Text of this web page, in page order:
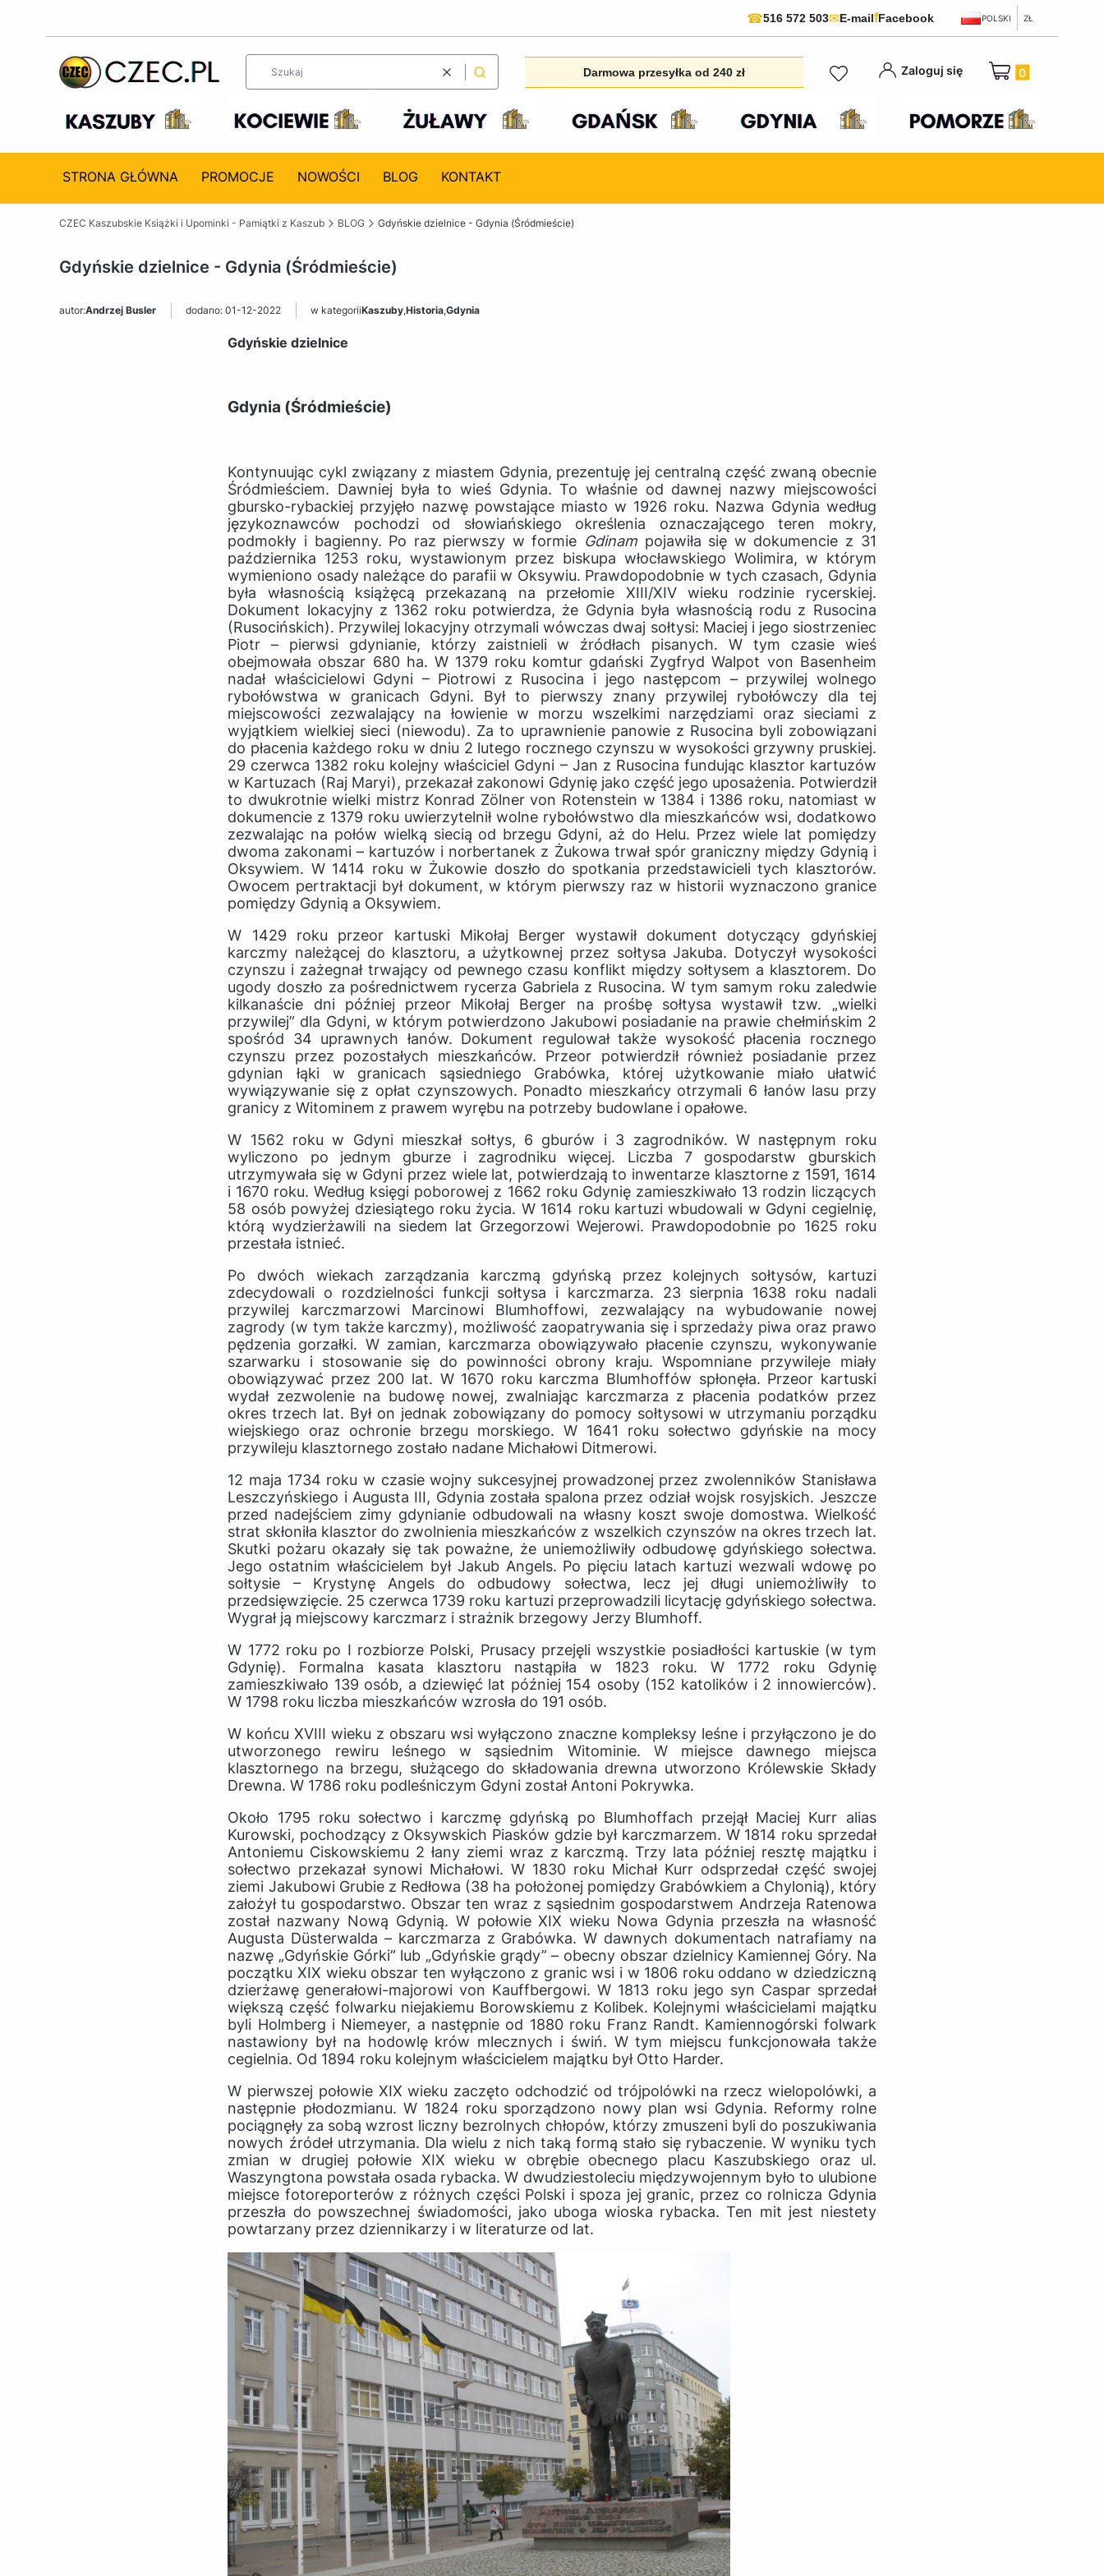
☎516 572 503✉E-mailfFacebook POLSKI ZŁ
WyczyśćSzukaj Darmowa przesyłka od 240 zł Zaloguj się Produkty w
STRONA GŁÓWNA PROMOCJE NOWOŚCI BLOG KONTAKT
CZEC Kaszubskie Książki i Upominki - Pamiątki z Kaszub BLOG Gdyńskie dzielnice - Gdynia (Śródmieście)
Gdyńskie dzielnice - Gdynia (Śródmieście)
autor:Andrzej Busler dodano: 01-12-2022 w kategoriiKaszuby,Historia,Gdynia
Gdyńskie dzielnice
Gdynia (Śródmieście)
Kontynuując cykl związany z miastem Gdynia, prezentuję jej centralną część zwaną obecnie
Śródmieściem. Dawniej była to wieś Gdynia. To właśnie od dawnej nazwy miejscowości
gbursko-rybackiej przyjęło nazwę powstające miasto w 1926 roku. Nazwa Gdynia według
językoznawców pochodzi od słowiańskiego określenia oznaczającego teren mokry,
podmokły i bagienny. Po raz pierwszy w formie Gdinam pojawiła się w dokumencie z 31
października 1253 roku, wystawionym przez biskupa włocławskiego Wolimira, w którym
wymieniono osady należące do parafii w Oksywiu. Prawdopodobnie w tych czasach, Gdynia
była własnością książęcą przekazaną na przełomie XIII/XIV wieku rodzinie rycerskiej.
Dokument lokacyjny z 1362 roku potwierdza, że Gdynia była własnością rodu z Rusocina
(Rusocińskich). Przywilej lokacyjny otrzymali wówczas dwaj sołtysi: Maciej i jego siostrzeniec
Piotr – pierwsi gdynianie, którzy zaistnieli w źródłach pisanych. W tym czasie wieś
obejmowała obszar 680 ha. W 1379 roku komtur gdański Zygfryd Walpot von Basenheim
nadał właścicielowi Gdyni – Piotrowi z Rusocina i jego następcom – przywilej wolnego
rybołówstwa w granicach Gdyni. Był to pierwszy znany przywilej rybołówczy dla tej
miejscowości zezwalający na łowienie w morzu wszelkimi narzędziami oraz sieciami z
wyjątkiem wielkiej sieci (niewodu). Za to uprawnienie panowie z Rusocina byli zobowiązani
do płacenia każdego roku w dniu 2 lutego rocznego czynszu w wysokości grzywny pruskiej.
29 czerwca 1382 roku kolejny właściciel Gdyni – Jan z Rusocina fundując klasztor kartuzów
w Kartuzach (Raj Maryi), przekazał zakonowi Gdynię jako część jego uposażenia. Potwierdził
to dwukrotnie wielki mistrz Konrad Zölner von Rotenstein w 1384 i 1386 roku, natomiast w
dokumencie z 1379 roku uwierzytelnił wolne rybołówstwo dla mieszkańców wsi, dodatkowo
zezwalając na połów wielką siecią od brzegu Gdyni, aż do Helu. Przez wiele lat pomiędzy
dwoma zakonami – kartuzów i norbertanek z Żukowa trwał spór graniczny między Gdynią i
Oksywiem. W 1414 roku w Żukowie doszło do spotkania przedstawicieli tych klasztorów.
Owocem pertraktacji był dokument, w którym pierwszy raz w historii wyznaczono granice
pomiędzy Gdynią a Oksywiem.
W 1429 roku przeor kartuski Mikołaj Berger wystawił dokument dotyczący gdyńskiej
karczmy należącej do klasztoru, a użytkownej przez sołtysa Jakuba. Dotyczył wysokości
czynszu i zażegnał trwający od pewnego czasu konflikt między sołtysem a klasztorem. Do
ugody doszło za pośrednictwem rycerza Gabriela z Rusocina. W tym samym roku zaledwie
kilkanaście dni później przeor Mikołaj Berger na prośbę sołtysa wystawił tzw. „wielki
przywilej” dla Gdyni, w którym potwierdzono Jakubowi posiadanie na prawie chełmińskim 2
spośród 34 uprawnych łanów. Dokument regulował także wysokość płacenia rocznego
czynszu przez pozostałych mieszkańców. Przeor potwierdził również posiadanie przez
gdynian łąki w granicach sąsiedniego Grabówka, której użytkowanie miało ułatwić
wywiązywanie się z opłat czynszowych. Ponadto mieszkańcy otrzymali 6 łanów lasu przy
granicy z Witominem z prawem wyrębu na potrzeby budowlane i opałowe.
W 1562 roku w Gdyni mieszkał sołtys, 6 gburów i 3 zagrodników. W następnym roku
wyliczono po jednym gburze i zagrodniku więcej. Liczba 7 gospodarstw gburskich
utrzymywała się w Gdyni przez wiele lat, potwierdzają to inwentarze klasztorne z 1591, 1614
i 1670 roku. Według księgi poborowej z 1662 roku Gdynię zamieszkiwało 13 rodzin liczących
58 osób powyżej dziesiątego roku życia. W 1614 roku kartuzi wbudowali w Gdyni cegielnię,
którą wydzierżawili na siedem lat Grzegorzowi Wejerowi. Prawdopodobnie po 1625 roku
przestała istnieć.
Po dwóch wiekach zarządzania karczmą gdyńską przez kolejnych sołtysów, kartuzi
zdecydowali o rozdzielności funkcji sołtysa i karczmarza. 23 sierpnia 1638 roku nadali
przywilej karczmarzowi Marcinowi Blumhoffowi, zezwalający na wybudowanie nowej
zagrody (w tym także karczmy), możliwość zaopatrywania się i sprzedaży piwa oraz prawo
pędzenia gorzałki. W zamian, karczmarza obowiązywało płacenie czynszu, wykonywanie
szarwarku i stosowanie się do powinności obrony kraju. Wspomniane przywileje miały
obowiązywać przez 200 lat. W 1670 roku karczma Blumhoffów spłonęła. Przeor kartuski
wydał zezwolenie na budowę nowej, zwalniając karczmarza z płacenia podatków przez
okres trzech lat. Był on jednak zobowiązany do pomocy sołtysowi w utrzymaniu porządku
wiejskiego oraz ochronie brzegu morskiego. W 1641 roku sołectwo gdyńskie na mocy
przywileju klasztornego zostało nadane Michałowi Ditmerowi.
12 maja 1734 roku w czasie wojny sukcesyjnej prowadzonej przez zwolenników Stanisława
Leszczyńskiego i Augusta III, Gdynia została spalona przez odział wojsk rosyjskich. Jeszcze
przed nadejściem zimy gdynianie odbudowali na własny koszt swoje domostwa. Wielkość
strat skłoniła klasztor do zwolnienia mieszkańców z wszelkich czynszów na okres trzech lat.
Skutki pożaru okazały się tak poważne, że uniemożliwiły odbudowę gdyńskiego sołectwa.
Jego ostatnim właścicielem był Jakub Angels. Po pięciu latach kartuzi wezwali wdowę po
sołtysie – Krystynę Angels do odbudowy sołectwa, lecz jej długi uniemożliwiły to
przedsięwzięcie. 25 czerwca 1739 roku kartuzi przeprowadzili licytację gdyńskiego sołectwa.
Wygrał ją miejscowy karczmarz i strażnik brzegowy Jerzy Blumhoff.
W 1772 roku po I rozbiorze Polski, Prusacy przejęli wszystkie posiadłości kartuskie (w tym
Gdynię). Formalna kasata klasztoru nastąpiła w 1823 roku. W 1772 roku Gdynię
zamieszkiwało 139 osób, a dziewięć lat później 154 osoby (152 katolików i 2 innowierców).
W 1798 roku liczba mieszkańców wzrosła do 191 osób.
W końcu XVIII wieku z obszaru wsi wyłączono znaczne kompleksy leśne i przyłączono je do
utworzonego rewiru leśnego w sąsiednim Witominie. W miejsce dawnego miejsca
klasztornego na brzegu, służącego do składowania drewna utworzono Królewskie Składy
Drewna. W 1786 roku podleśniczym Gdyni został Antoni Pokrywka.
Około 1795 roku sołectwo i karczmę gdyńską po Blumhoffach przejął Maciej Kurr alias
Kurowski, pochodzący z Oksywskich Piasków gdzie był karczmarzem. W 1814 roku sprzedał
Antoniemu Ciskowskiemu 2 łany ziemi wraz z karczmą. Trzy lata później resztę majątku i
sołectwo przekazał synowi Michałowi. W 1830 roku Michał Kurr odsprzedał część swojej
ziemi Jakubowi Grubie z Redłowa (38 ha położonej pomiędzy Grabówkiem a Chylonią), który
założył tu gospodarstwo. Obszar ten wraz z sąsiednim gospodarstwem Andrzeja Ratenowa
został nazwany Nową Gdynią. W połowie XIX wieku Nowa Gdynia przeszła na własność
Augusta Düsterwalda – karczmarza z Grabówka. W dawnych dokumentach natrafiamy na
nazwę „Gdyńskie Górki” lub „Gdyńskie grądy” – obecny obszar dzielnicy Kamiennej Góry. Na
początku XIX wieku obszar ten wyłączono z granic wsi i w 1806 roku oddano w dziedziczną
dzierżawę generałowi-majorowi von Kauffbergowi. W 1813 roku jego syn Caspar sprzedał
większą część folwarku niejakiemu Borowskiemu z Kolibek. Kolejnymi właścicielami majątku
byli Holmberg i Niemeyer, a następnie od 1880 roku Franz Randt. Kamiennogórski folwark
nastawiony był na hodowlę krów mlecznych i świń. W tym miejscu funkcjonowała także
cegielnia. Od 1894 roku kolejnym właścicielem majątku był Otto Harder.
W pierwszej połowie XIX wieku zaczęto odchodzić od trójpolówki na rzecz wielopolówki, a
następnie płodozmianu. W 1824 roku sporządzono nowy plan wsi Gdynia. Reformy rolne
pociągnęły za sobą wzrost liczny bezrolnych chłopów, którzy zmuszeni byli do poszukiwania
nowych źródeł utrzymania. Dla wielu z nich taką formą stało się rybaczenie. W wyniku tych
zmian w drugiej połowie XIX wieku w obrębie obecnego placu Kaszubskiego oraz ul.
Waszyngtona powstała osada rybacka. W dwudziestoleciu międzywojennym było to ulubione
miejsce fotoreporterów z różnych części Polski i spoza jej granic, przez co rolnicza Gdynia
przeszła do powszechnej świadomości, jako uboga wioska rybacka. Ten mit jest niestety
powtarzany przez dziennikarzy i w literaturze od lat.